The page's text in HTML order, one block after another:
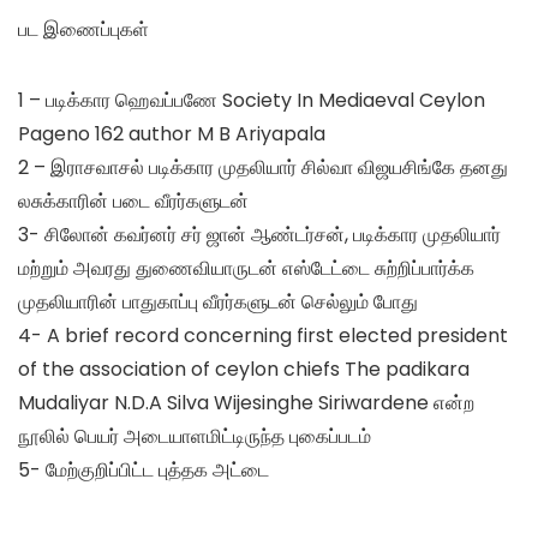
பட இணைப்புகள்
1 – படிக்கார ஹெவப்பணே Society In Mediaeval Ceylon
Pageno 162 author M B Ariyapala
2 – இராசவாசல் படிக்கார முதலியார் சில்வா விஜயசிங்கே தனது
லசுக்காரின் படை வீரர்களுடன்
3- சிலோன் கவர்னர் சர் ஜான் ஆண்டர்சன், படிக்கார முதலியார்
மற்றும் அவரது துணைவியாருடன் எஸ்டேட்டை சுற்றிப்பார்க்க
முதலியாரின் பாதுகாப்பு வீரர்களுடன் செல்லும் போது
4- A brief record concerning first elected president
of the association of ceylon chiefs The padikara
Mudaliyar N.D.A Silva Wijesinghe Siriwardene என்ற
நூலில் பெயர் அடையாளமிட்டிருந்த புகைப்படம்
5- மேற்குறிப்பிட்ட புத்தக அட்டை